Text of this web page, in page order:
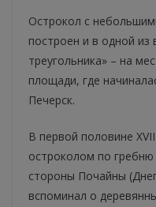
Острокол с
построен и в одной из
треугольника» – на
площади, где
Печерск.
В первой половине
остроколом по
стороны Почайны
вспоминал о